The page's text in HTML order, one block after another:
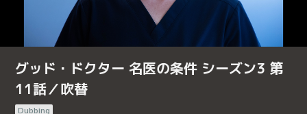
グッド・ドクター 名医の条件 シーズン3 第
11話／吹替
Dubbing